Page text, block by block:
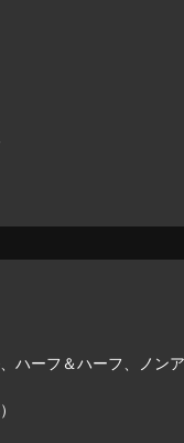
ハーフ＆ハーフ、ノン